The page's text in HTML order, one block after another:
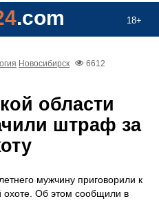
18+
.com
Новосибирск
6612
области
штраф за
мужчину приговорили к
охоте. Об этом сообщили в